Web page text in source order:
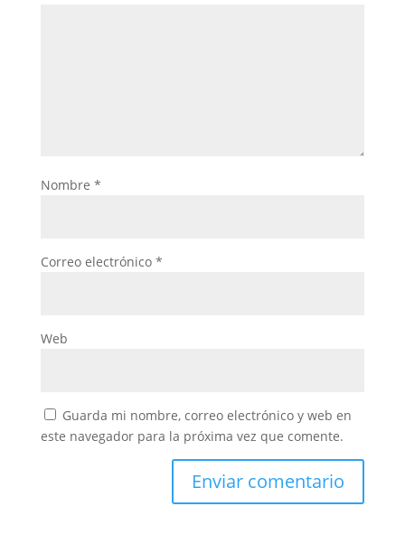
Nombre *
Correo electrónico *
Web
Guarda mi nombre, correo electrónico y web en
este navegador para la próxima vez que comente.